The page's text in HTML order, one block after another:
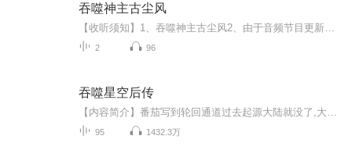
吞噬神主古尘风
2 96
吞噬星空后传
95 1432.3万